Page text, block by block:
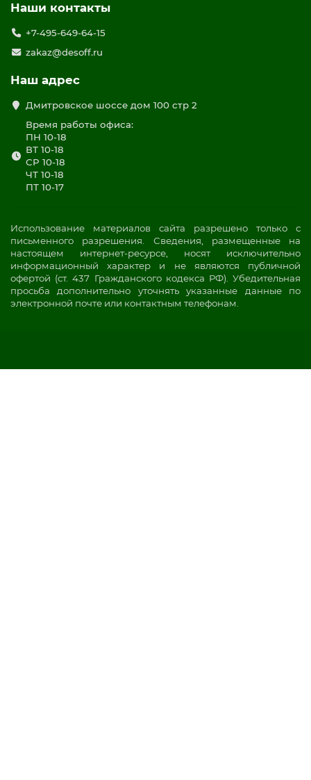
Наши контакты
+7-495-649-64-15
zakaz@desoff.ru
Наш адрес
Дмитровское шоссе дом 100 стр 2
Время работы офиса:
ПН 10-18
ВТ 10-18
СР 10-18
ЧТ 10-18
ПТ 10-17
Использование материалов сайта разрешено только с
письменного разрешения. Сведения, размещенные на
настоящем интернет-ресурсе, носят исключительно
информационный характер и не являются публичной
офертой (ст. 437 Гражданского кодекса РФ). Убедительная
просьба дополнительно уточнять указанные данные по
электронной почте или контактным телефонам.